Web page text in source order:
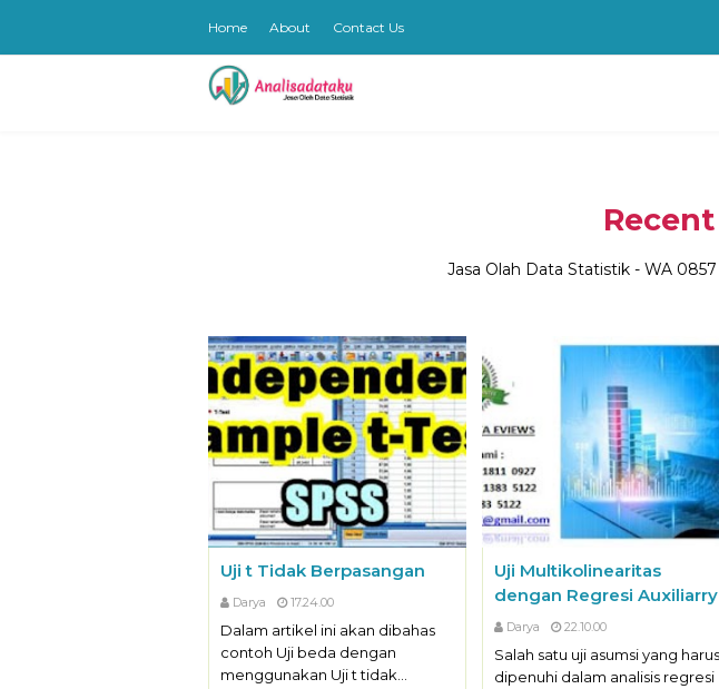
Home About Contact Us
Jasa Olah Data Statistik - WA
Uji t Tidak Berpasangan
Darya 17.24.00
Dalam artikel ini akan dibahas
contoh Uji beda dengan
menggunakan Uji t tidak…
Uji Multikolinearitas
dengan Regresi Auxiliarry
Darya 22.10.00
Salah satu uji asumsi yang harus
dipenuhi dalam analisis regresi